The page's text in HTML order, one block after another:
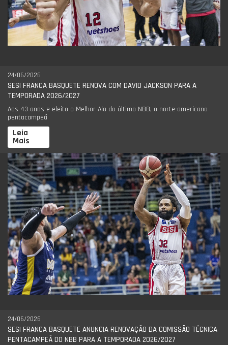
24/06/2026
SESI FRANCA BASQUETE RENOVA COM DAVID JACKSON PARA A
TEMPORADA 2026/2027
Aos 43 anos e eleito o Melhor Ala do último NBB, o norte-americano
pentacampeã
Leia
Mais
24/06/2026
SESI FRANCA BASQUETE ANUNCIA RENOVAÇÃO DA COMISSÃO TÉCNICA
PENTACAMPEÃ DO NBB PARA A TEMPORADA 2026/2027